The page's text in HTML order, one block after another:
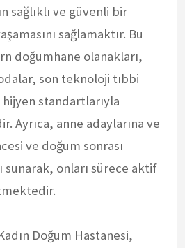
sağlıklı ve güvenli bir
sağlamaktır. Bu
doğumhane olanakları,
son teknoloji tıbbi
standartlarıyla
Ayrıca, anne adaylarına ve
ve doğum sonrası
sunarak, onları sürece aktif
Doğum Hastanesi,